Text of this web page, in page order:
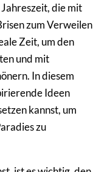
die mit
zum Verweilen
Zeit, um den
und mit
In diesem
Ideen
kannst, um
zu